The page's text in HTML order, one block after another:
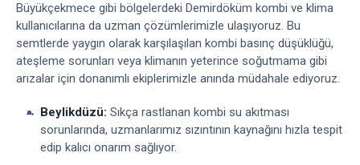
Büyükçekmece gibi bölgelerdeki Demirdöküm kombi ve klima
kullanıcılarına da uzman çözümlerimizle ulaşıyoruz. Bu
semtlerde yaygın olarak karşılaşılan kombi basınç düşüklüğü,
ateşleme sorunları veya klimanın yeterince soğutmama gibi
arızalar için donanımlı ekiplerimizle anında müdahale ediyoruz.
Beylikdüzü: Sıkça rastlanan kombi su akıtması
sorunlarında, uzmanlarımız sızıntının kaynağını hızla tespit
edip kalıcı onarım sağlıyor.